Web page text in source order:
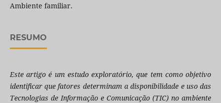
Ambiente familiar.
RESUMO
Este artigo é um estudo exploratório, que tem como objetivo
identificar que fatores determinam a disponibilidade e uso das
Tecnologias de Informação e Comunicação (TIC) no ambiente